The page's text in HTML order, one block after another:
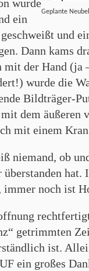
Geplante
wurde
ein
und
Dann kams
mit der Hand (ja
wurde die
Bildträger-
dem äußeren
mit einem
niemand, ob
überstanden
noch ist
getrimmten
ist.
ein großes